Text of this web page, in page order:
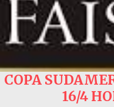
COPA
16/4